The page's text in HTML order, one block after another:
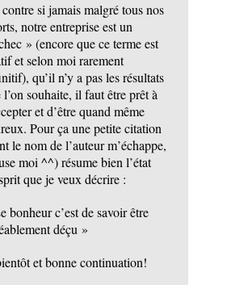
si jamais malgré tous nos
notre entreprise est un
» (encore que ce terme est
et selon moi rarement
qu’il n’y a pas les résultats
l’on souhaite, il faut être prêt à
et d’être quand même
Pour ça une petite citation
le nom de l’auteur m’échappe,
moi ^^) résume bien l’état
que je veux décrire :
bonheur c’est de savoir être
déçu »
et bonne continuation!